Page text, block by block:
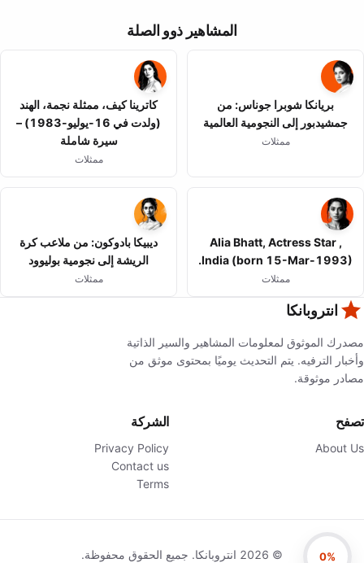
المشاهير ذوو الصلة
بريانكا شوبرا جوناس: من
جمشيدبور إلى النجومية العالمية
ممثلات
كاترينا كيف، ممثلة نجمة، الهند
(ولدت في 16-يوليو-1983) –
سيرة شاملة
ممثلات
Alia Bhatt, Actress Star ,
India (born 15-Mar-1993).
ممثلات
ديبيكا بادوكون: من ملاعب كرة
الريشة إلى نجومية بوليوود
ممثلات
انتروبانكا
مصدرك الموثوق لمعلومات المشاهير والسير الذاتية
وأخبار الترفيه. يتم التحديث يوميًا بمحتوى موثق من
مصادر موثوقة.
تصفح
About Us
الشركة
Privacy Policy
Contact us
Terms
©
2026 انتروبانكا. جميع الحقوق محفوظة. 0%